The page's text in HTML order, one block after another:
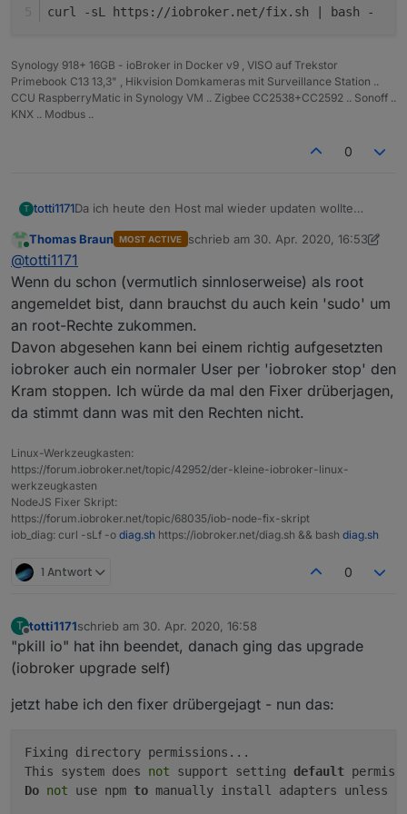
Nodejs-Version: 10.x.x
Installationsart:
Skript/Ma
nuell
Image genutzt:
Iobroker lässt
curl -sL https://iobroker.net/fix.sh | bash -
Synology 918+ 16GB - ioBroker in Docker v9 , VISO auf Trekstor
Primebook C13 13,3" , Hikvision Domkameras mit Surveillance Station ..
CCU RaspberryMatic in Synology VM .. Zigbee CC2538+CC2592 .. Sonoff ..
KNX .. Modbus ..
0
T totti1171Da ich heute den Host mal wieder updaten wollte
weg über die Console (iobroker stop) nicht mehr
wirklich beenden lässt.
mit "sudo iobroker stop" bekomme ich folgende
Meldung:
root@buanet-
sudo: Hostname
sudo: Die Audit-Nachricht
sudo:
sudo: Regelwerks-
root@buanet-
Stopping
iobroker
No
Hab mir schon diverse Beiträge durchgelesen aber ich
werde nicht schlau daraus.
beim letzten Update vor einigen Tagen lief es noch
anstandslos durch...
Re:Iobroker lässt
sich nicht
stoppen.
Systemda
ta
Bitte Ausfüllen
Hardwaresystem:
NUC/Pi3/
Arbeitsspeicher: 1GB
Festplattenart:
Karte/SSD
/HDD
Betriebssystem:
Node-Version: 10.x.x
Nodejs-Version:
NPM-Version: 6.x.x
nuell
Image genutzt: Ja/Nein
Online
Thomas Braun MOST ACTIVE schrieb am 30. Apr. 2020, 16:53
zuletzt editiert von Thomas Braun
@totti1171
Wenn du schon (vermutlich sinnloserweise) als root
angemeldet bist, dann brauchst du auch kein 'sudo' um
an root-Rechte zukommen.
Davon abgesehen kann bei einem richtig aufgesetzten
iobroker auch ein normaler User per 'iobroker stop' den
Kram stoppen. Ich würde da mal den Fixer drüberjagen,
da stimmt dann was mit den Rechten nicht.
Linux-Werkzeugkasten:
https://forum.iobroker.net/topic/42952/der-kleine-iobroker-linux-
werkzeugkasten
NodeJS Fixer Skript:
https://forum.iobroker.net/topic/68035/iob-node-fix-skript
iob_diag: curl -sLf -o diag.sh https://iobroker.net/diag.sh && bash diag.sh
1 Antwort 0
T
Offline
totti1171schrieb am 30. Apr. 2020, 16:58
zuletzt editiert von
"pkill io" hat ihn beendet, danach ging das upgrade
(iobroker upgrade self)
jetzt habe ich den fixer drübergejagt - nun das:
Fixing
This system does not support setting default
Do not use npm to manually install